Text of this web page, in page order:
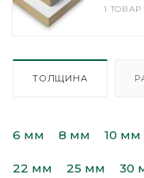
1 ТОВАР
ТОЛЩИНА
6 мм 8 мм 10 мм
22 мм 25 мм 30